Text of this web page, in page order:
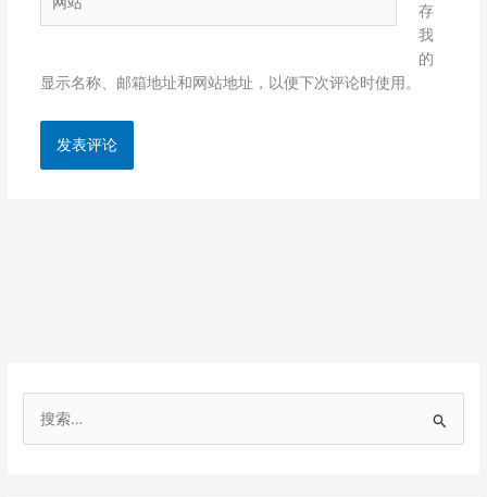
站
存
我
的
显示名称、邮箱地址和网站地址，以便下次评论时使用。